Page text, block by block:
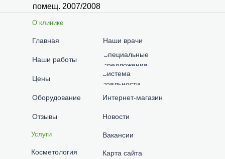
Отзывы
помещ. 2007/2008
О клинике
Главная
Наши работы
Цены
Специальные
предложения
Интернет-магазин
Система
лояльности
Новости
Косметология
Услуги
Оборудование
Наши врачи
Вакансии
Карта сайта